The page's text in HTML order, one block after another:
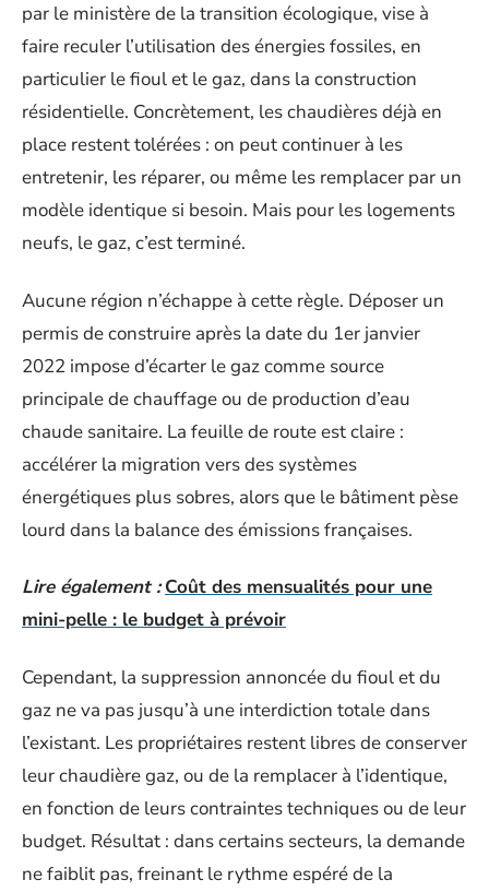
par le ministère de la transition écologique, vise à
faire reculer l’utilisation des énergies fossiles, en
particulier le fioul et le gaz, dans la construction
résidentielle. Concrètement, les chaudières déjà en
place restent tolérées : on peut continuer à les
entretenir, les réparer, ou même les remplacer par un
modèle identique si besoin. Mais pour les logements
neufs, le gaz, c’est terminé.
Aucune région n’échappe à cette règle. Déposer un
permis de construire après la date du 1er janvier
2022 impose d’écarter le gaz comme source
principale de chauffage ou de production d’eau
chaude sanitaire. La feuille de route est claire :
accélérer la migration vers des systèmes
énergétiques plus sobres, alors que le bâtiment pèse
lourd dans la balance des émissions françaises.
Lire également : Coût des mensualités pour une
mini-pelle : le budget à prévoir
Cependant, la suppression annoncée du fioul et du
gaz ne va pas jusqu’à une interdiction totale dans
l’existant. Les propriétaires restent libres de conserver
leur chaudière gaz, ou de la remplacer à l’identique,
en fonction de leurs contraintes techniques ou de leur
budget. Résultat : dans certains secteurs, la demande
ne faiblit pas, freinant le rythme espéré de la